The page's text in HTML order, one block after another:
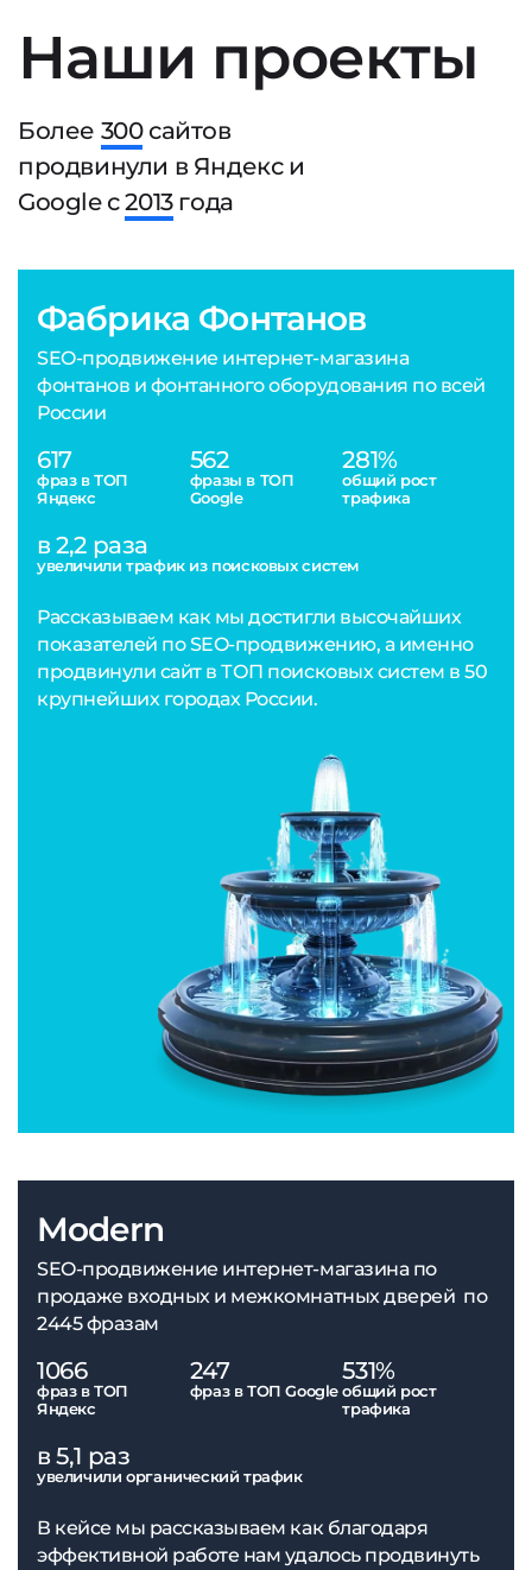
Наши проекты
Более 300сайтов
продвинули в Яндекс и
Google с2013года
Фабрика Фонтанов
SEO-продвижение интернет-магазина
фонтанов и фонтанного оборудования по всей
России
617
фраз в ТОП
Яндекс
562
фразы в ТОП
Google
281%
общий рост
трафика
в 2,2 раза
увеличили трафик из поисковых систем
Рассказываем как мы достигли высочайших
показателей по SEO-продвижению, а именно
продвинули сайт в ТОП поисковых систем в 50
крупнейших городах России.
Modern
SEO-продвижение интернет-магазина по
продаже входных и межкомнатных дверей по
2445 фразам
1066
фраз в ТОП
Яндекс
247
фраз в ТОП Google
531%
общий рост
трафика
в 5,1 раз
увеличили органический трафик
В кейсе мы рассказываем как благодаря
эффективной работе нам удалось продвинуть